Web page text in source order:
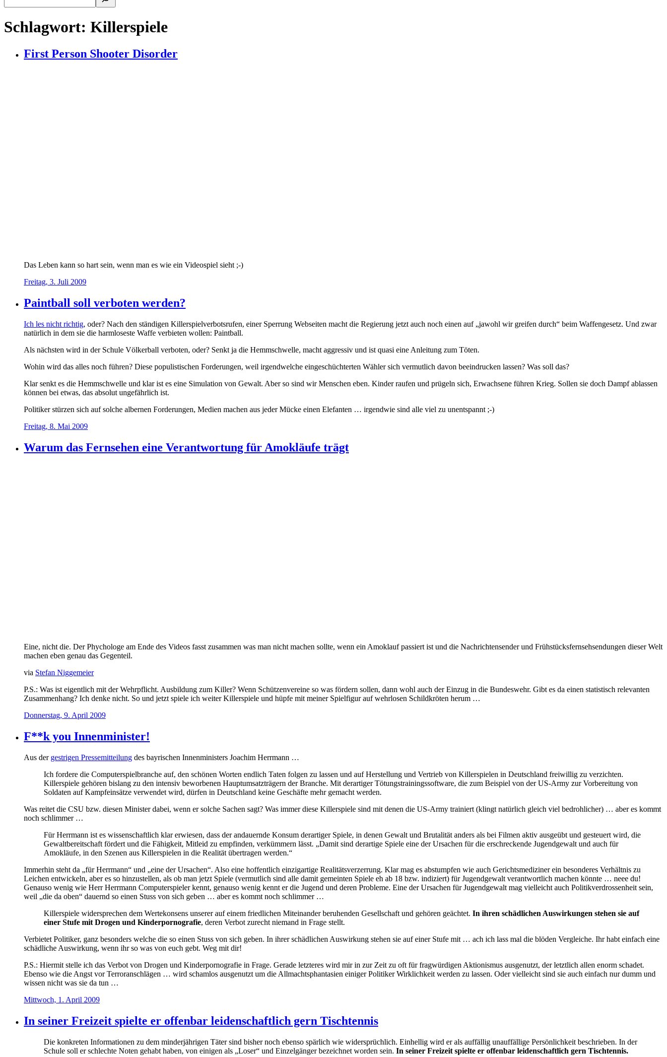
Schlagwort: Killerspiele
First Person Shooter Disorder
Das Leben kann so hart sein, wenn man es wie ein Videospiel sieht ;-)
Freitag, 3. Juli 2009
Paintball soll verboten werden?
Ich les nicht richtig, oder? Nach den ständigen Killerspielverbotsrufen, einer Sperrung Webseiten macht die Regierung jetzt auch noch einen auf „jawohl wir greifen durch“ beim Waffengesetz. Und zwar
natürlich in dem sie die harmloseste Waffe verbieten wollen: Paintball.
Als nächsten wird in der Schule Völkerball verboten, oder? Senkt ja die Hemmschwelle, macht aggressiv und ist quasi eine Anleitung zum Töten.
Wohin wird das alles noch führen? Diese populistischen Forderungen, weil irgendwelche eingeschüchterten Wähler sich vermutlich davon beeindrucken lassen? Was soll das?
Klar senkt es die Hemmschwelle und klar ist es eine Simulation von Gewalt. Aber so sind wir Menschen eben. Kinder raufen und prügeln sich, Erwachsene führen Krieg. Sollen sie doch Dampf ablassen
können bei etwas, das absolut ungefährlich ist.
Politiker stürzen sich auf solche albernen Forderungen, Medien machen aus jeder Mücke einen Elefanten … irgendwie sind alle viel zu unentspannt ;-)
Freitag, 8. Mai 2009
Warum das Fernsehen eine Verantwortung für Amokläufe trägt
Eine, nicht die. Der Phychologe am Ende des Videos fasst zusammen was man nicht machen sollte, wenn ein Amoklauf passiert ist und die Nachrichtensender und Frühstücksfernsehsendungen dieser Welt
machen eben genau das Gegenteil.
via Stefan Niggemeier
P.S.: Was ist eigentlich mit der Wehrpflicht. Ausbildung zum Killer? Wenn Schützenvereine so was fördern sollen, dann wohl auch der Einzug in die Bundeswehr. Gibt es da einen statistisch relevanten
Zusammenhang? Ich denke nicht. So und jetzt spiele ich weiter Killerspiele und hüpfe mit meiner Spielfigur auf wehrlosen Schildkröten herum …
Donnerstag, 9. April 2009
F**k you Innenminister!
Aus der gestrigen Pressemitteilung des bayrischen Innenministers Joachim Herrmann …
Ich fordere die Computerspielbranche auf, den schönen Worten endlich Taten folgen zu lassen und auf Herstellung und Vertrieb von Killerspielen in Deutschland freiwillig zu verzichten.
Killerspiele gehören bislang zu den intensiv beworbenen Hauptumsatzträgern der Branche. Mit derartiger Tötungstrainingssoftware, die zum Beispiel von der US-Army zur Vorbereitung von
Soldaten auf Kampfeinsätze verwendet wird, dürfen in Deutschland keine Geschäfte mehr gemacht werden.
Was reitet die CSU bzw. diesen Minister dabei, wenn er solche Sachen sagt? Was immer diese Killerspiele sind mit denen die US-Army trainiert (klingt natürlich gleich viel bedrohlicher) … aber es kommt
noch schlimmer …
Für Herrmann ist es wissenschaftlich klar erwiesen, dass der andauernde Konsum derartiger Spiele, in denen Gewalt und Brutalität anders als bei Filmen aktiv ausgeübt und gesteuert wird, die
Gewaltbereitschaft fördert und die Fähigkeit, Mitleid zu empfinden, verkümmern lässt. „Damit sind derartige Spiele eine der Ursachen für die erschreckende Jugendgewalt und auch für
Amokläufe, in den Szenen aus Killerspielen in die Realität übertragen werden.“
Immerhin steht da „für Herrmann“ und „eine der Ursachen“. Also eine hoffentlich einzigartige Realitätsverzerrung. Klar mag es abstumpfen wie auch Gerichtsmediziner ein besonderes Verhältnis zu
Leichen entwickeln, aber es so hinzustellen, als ob man jetzt Spiele (vermutlich sind alle damit gemeinten Spiele eh ab 18 bzw. indiziert) für Jugendgewalt verantwortlich machen könnte … neee du!
Genauso wenig wie Herr Herrmann Computerspieler kennt, genauso wenig kennt er die Jugend und deren Probleme. Eine der Ursachen für Jugendgewalt mag vielleicht auch Politikverdrossenheit sein,
weil „die da oben“ dauernd so einen Stuss von sich geben … aber es kommt noch schlimmer …
Killerspiele widersprechen dem Wertekonsens unserer auf einem friedlichen Miteinander beruhenden Gesellschaft und gehören geächtet. In ihren schädlichen Auswirkungen stehen sie auf
einer Stufe mit Drogen und Kinderpornografie, deren Verbot zurecht niemand in Frage stellt.
Verbietet Politiker, ganz besonders welche die so einen Stuss von sich geben. In ihrer schädlichen Auswirkung stehen sie auf einer Stufe mit … ach ich lass mal die blöden Vergleiche. Ihr habt einfach eine
schädliche Auswirkung, wenn ihr so was von euch gebt. Weg mit dir!
P.S.: Hiermit stelle ich das Verbot von Drogen und Kinderpornografie in Frage. Gerade letzteres wird mir in zur Zeit zu oft für fragwürdigen Aktionismus ausgenutzt, der letztlich allen enorm schadet.
Ebenso wie die Angst vor Terroranschlägen … wird schamlos ausgenutzt um die Allmachtsphantasien einiger Politiker Wirklichkeit werden zu lassen. Oder vielleicht sind sie auch einfach nur dumm und
wissen nicht was sie da tun …
Mittwoch, 1. April 2009
In seiner Freizeit spielte er offenbar leidenschaftlich gern Tischtennis
Die konkreten Informationen zu dem minderjährigen Täter sind bisher noch ebenso spärlich wie widersprüchlich. Einhellig wird er als auffällig unauffällige Persönlichkeit beschrieben. In der
Schule soll er schlechte Noten gehabt haben, von einigen als „Loser“ und Einzelgänger bezeichnet worden sein. In seiner Freizeit spielte er offenbar leidenschaftlich gern Tischtennis.